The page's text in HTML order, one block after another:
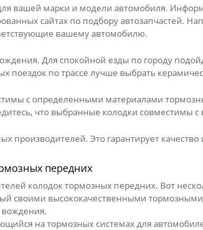
вашей марки и модели автомобиля.
сайтах по подбору автозапчастей.
вашему автомобилю.
Для спокойной езды по городу
поездок по трассе лучше выбрать
с определенными материалами
что выбранные колодки совместимы
производителей. Это гарантирует
передних
колодок тормозных передних. Вот
своими высококачественными
вождения.
на тормозных системах для